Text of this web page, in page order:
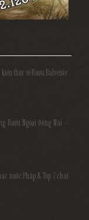
thức về Rượu Balvenie
Rượu Ngoại Đồng Nai –
nước Pháp & Top 7 chai